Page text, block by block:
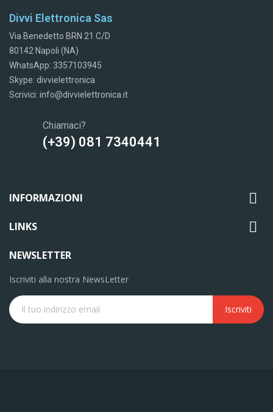
Divvi Elettronica Sas
Via Benedetto BRN 21 C/D
80142 Napoli (NA)
WhatsApp: 3357103945
Skype: divvielettronica
Scrivici: info@divvielettronica.it
Chiamaci?
(+39) 081 7340441
INFORMAZIONI 
LINKS 
NEWSLETTER
Iscriviti alla nostra NewsLetter
Iscriviti